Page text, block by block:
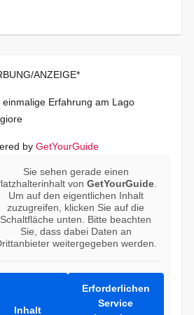
ANZEIGE*
einmalige Erfahrung am Lago
by GetYourGuide
Sie sehen gerade einen
vonGetYourGuide
Um auf den eigentlichen Inhalt
zuzugreifen, klicken Sie auf die
Schaltfläche unten. Bitte beachten
Sie, dass dabei Daten an
weitergegeben werden.
Inhalt
Erforderlichen
Service